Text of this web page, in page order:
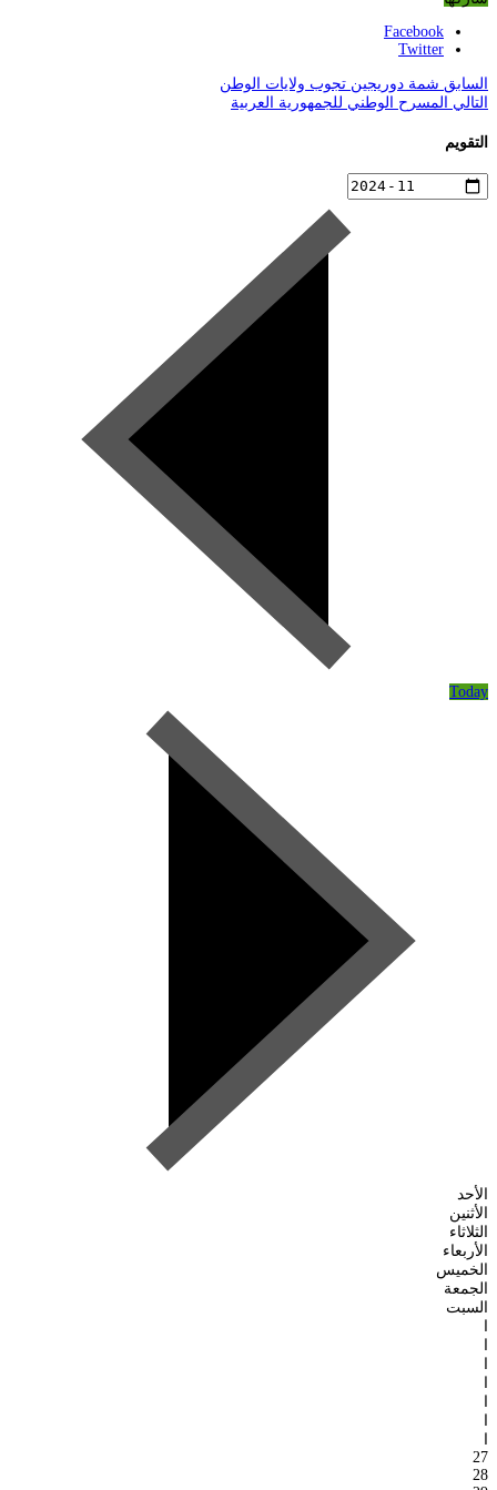
Facebook
Twitter
السابق شمة دوريجين تجوب ولايات الوطن
التالي المسرح الوطني للجمهورية العربية
التقويم
Today
الأحد
الأثنين
الثلاثاء
الأربعاء
الخميس
الجمعة
السبت
ا
ا
ا
ا
ا
ا
ا
27
28